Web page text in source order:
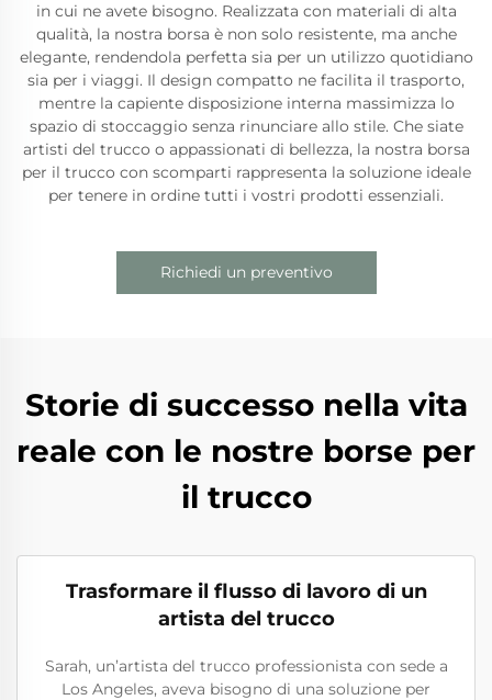
in cui ne avete bisogno. Realizzata con materiali di alta
qualità, la nostra borsa è non solo resistente, ma anche
elegante, rendendola perfetta sia per un utilizzo quotidiano
sia per i viaggi. Il design compatto ne facilita il trasporto,
mentre la capiente disposizione interna massimizza lo
spazio di stoccaggio senza rinunciare allo stile. Che siate
artisti del trucco o appassionati di bellezza, la nostra borsa
per il trucco con scomparti rappresenta la soluzione ideale
per tenere in ordine tutti i vostri prodotti essenziali.
Richiedi un preventivo
Storie di successo nella vita
reale con le nostre borse per
il trucco
Trasformare il flusso di lavoro di un
artista del trucco
Sarah, un’artista del trucco professionista con sede a
Los Angeles, aveva bisogno di una soluzione per